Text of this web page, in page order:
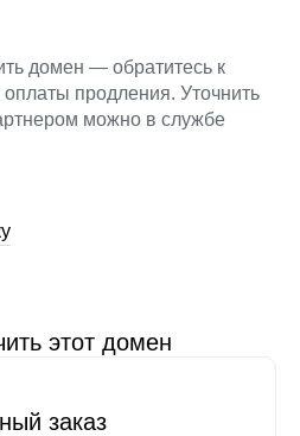
домен — обратитесь к
продления. Уточнить
можно в службе
этот домен
заказ